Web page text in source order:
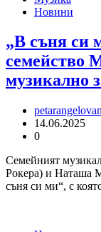
Новини
„В съня си
семейство
музикално
14.06.2025
0
Семейният
Рокера) и Наташа
съня си ми“, с